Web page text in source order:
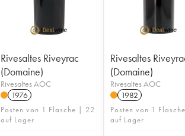
Rivesaltes Riveyrac
(Domaine)
Rivesaltes AOC
1976
Posten von 1 Flasche | 22
auf Lager
Rivesaltes
(Domaine)
Rivesaltes AOC
1982
Posten von 1
auf Lager